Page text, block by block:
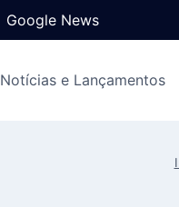
Google News
Notícias e Lançamentos